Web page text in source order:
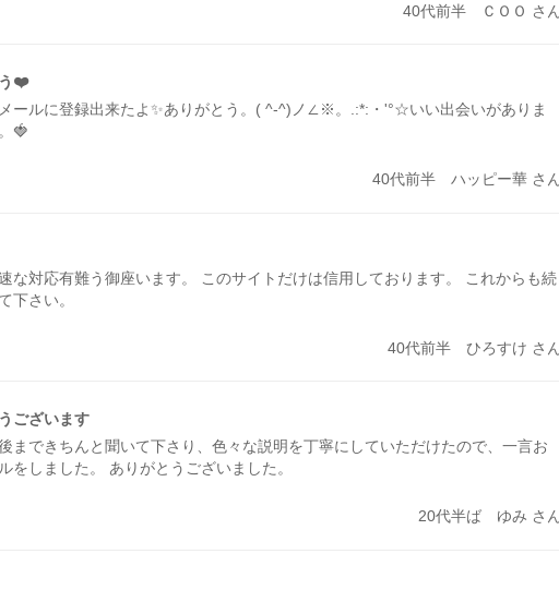
40代前半 ＣＯＯ さ
❤️
ールに登録出来たよ✨ありがとう。( ^-^)ノ∠※。.:*:・'°☆いい出会いがありま
🍓
40代前半 ハッピー華 さ
な対応有難う御座います。 このサイトだけは信用しております。 これからも続
下さい。
40代前半 ひろすけ さ
ございます
まできちんと聞いて下さり、色々な説明を丁寧にしていただけたので、一言お
をしました。 ありがとうございました。
20代半ば ゆみ さ